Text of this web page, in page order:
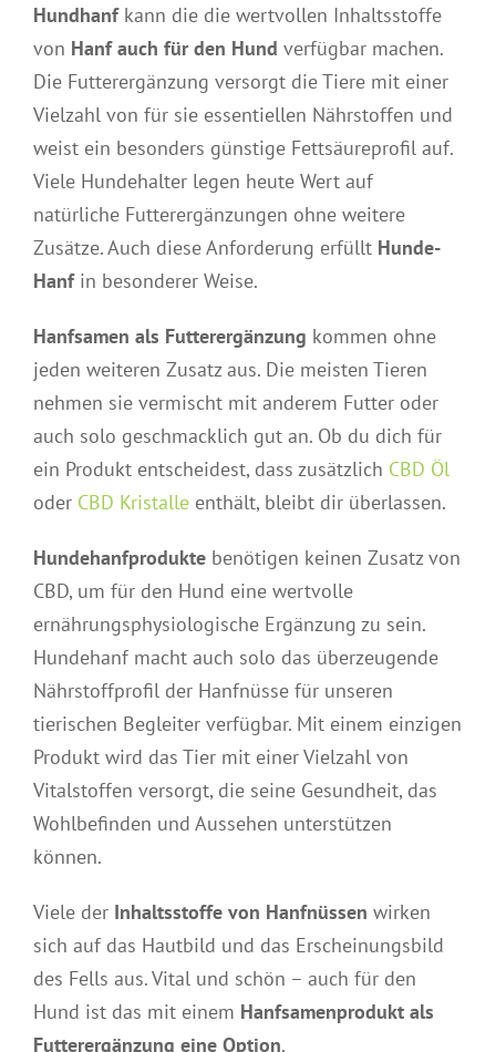
Hundhanfkann die die wertvollen Inhaltsstoffe
von Hanf auch für den Hund verfügbar machen.
Die Futterergänzung versorgt die Tiere mit einer
Vielzahl von für sie essentiellen Nährstoffen und
weist ein besonders günstige Fettsäureprofil auf.
Viele Hundehalter legen heute Wert auf
natürliche Futterergänzungen ohne weitere
Zusätze. Auch diese Anforderung erfüllt Hunde-
Hanfin besonderer Weise.
Hanfsamen als Futterergänzung kommen ohne
jeden weiteren Zusatz aus. Die meisten Tieren
nehmen sie vermischt mit anderem Futter oder
auch solo geschmacklich gut an. Ob du dich für
ein Produkt entscheidest, dass zusätzlich CBD Öl
oder CBD Kristalle enthält, bleibt dir überlassen.
Hundehanfprodukte benötigen keinen Zusatz von
CBD, um für den Hund eine wertvolle
ernährungsphysiologische Ergänzung zu sein.
Hundehanf macht auch solo das überzeugende
Nährstoffprofil der Hanfnüsse für unseren
tierischen Begleiter verfügbar. Mit einem einzigen
Produkt wird das Tier mit einer Vielzahl von
Vitalstoffen versorgt, die seine Gesundheit, das
Wohlbefinden und Aussehen unterstützen
können.
Viele der Inhaltsstoffe von Hanfnüssen wirken
sich auf das Hautbild und das Erscheinungsbild
des Fells aus. Vital und schön – auch für den
Hund ist das mit einem Hanfsamenprodukt als
Futterergänzung eine Option.